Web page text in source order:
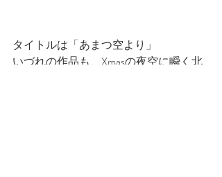
タイトルは「あまつ空より」
いづれの作品も、Xmasの夜空に瞬く北